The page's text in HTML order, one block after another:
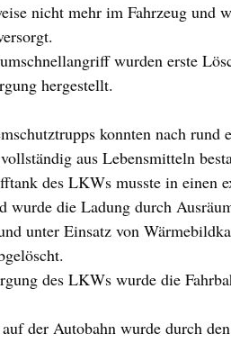
nicht mehr im Fahrzeug und
wurden erste
hergestellt.
konnten nach
aus Lebensmitteln
des LKWs musste in einen
wurde die Ladung durch
unter Einsatz von
des LKWs wurde die
der Autobahn wurde durch